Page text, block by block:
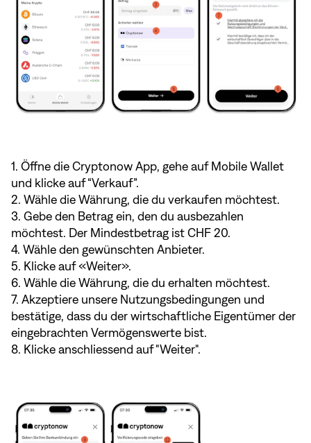
1. Öffne die Cryptonow App, gehe auf Mobile Wallet
und klicke auf “Verkauf”.
2. Wähle die Währung, die du verkaufen möchtest.
3. Gebe den Betrag ein, den du ausbezahlen
möchtest. Der Mindestbetrag ist CHF 20.
4. Wähle den gewünschten Anbieter.
5. Klicke auf «Weiter».
6. Wähle die Währung, die du erhalten möchtest.
7. Akzeptiere unsere Nutzungsbedingungen und
bestätige, dass du der wirtschaftliche Eigentümer der
eingebrachten Vermögenswerte bist.
8. Klicke anschliessend auf "Weiter".